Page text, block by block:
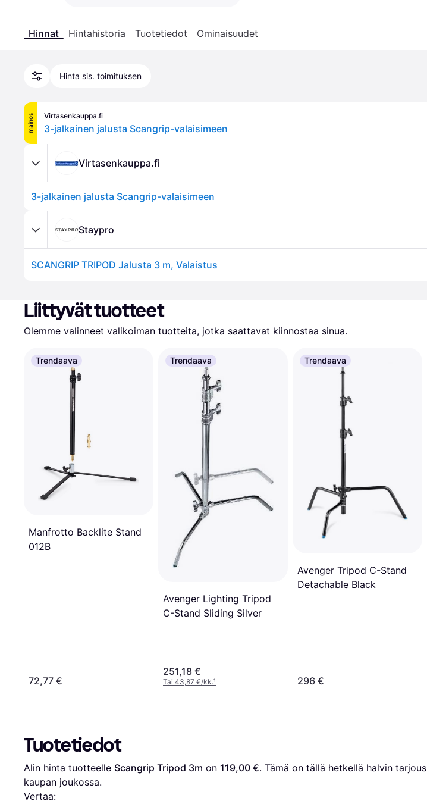
Hinnat Hintahistoria Tuotetiedot Ominaisuudet
Hinta sis. toimituksen
mainos Virtasenkauppa.fi
3-jalkainen jalusta Scangrip-valaisimeen
Virtasenkauppa.fi
3-jalkainen jalusta Scangrip-valaisimeen
Staypro
SCANGRIP TRIPOD Jalusta 3 m, Valaistus
Liittyvät tuotteet
Olemme valinneet valikoiman tuotteita, jotka saattavat kiinnostaa sinua.
Trendaava
Manfrotto Backlite Stand
012B
72,77 €
Trendaava
Avenger Lighting Tripod
C-Stand Sliding Silver
251,18 €
Tai 43,87 €/kk.¹
Trendaava
Avenger Tripod C-Stand
Detachable Black
296 €
Tuotetiedot
Alin hinta tuotteelle Scangrip Tripod 3m on 119,00 €. Tämä on tällä hetkellä halvin tarjous
kaupan joukossa.
Vertaa: